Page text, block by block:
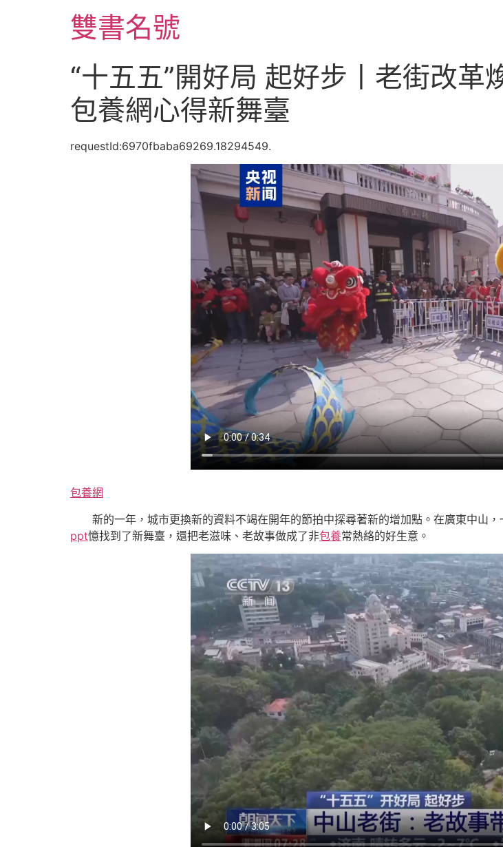
雙書名號
“十五五”開好局 起好步丨老街改
包養網心得新舞臺
requestId:6970fbaba69269.18294549.
包養網
新的一年，城市更換新的資料不竭在開年的節拍中探尋著新的增加點。在廣東中山
ppt憶找到了新舞臺，還把老滋味、老故事做成了非包養常熱絡的好生意。